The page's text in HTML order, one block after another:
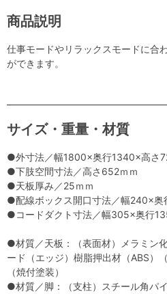
商品説明
仕事モードやリラックスモードに合
ができます。
サイズ・重量・材質
●外寸法／幅1800×奥行1340×高さ
●下肢空間寸法／高さ652ｍｍ
●天板厚み／25ｍｍ
●配線ボックス開口寸法／幅240×奥
●コードダクト寸法／幅305×奥行
●材質／天板：（表面材）メラミン
ード（エッジ）樹脂押出材（ABS）
（焼付塗装）
●材質／脚：（支柱）スチール角パ